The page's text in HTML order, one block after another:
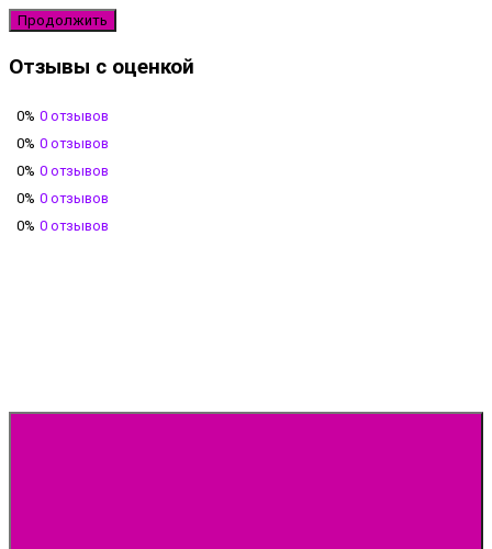
Продолжить
Отзывы с оценкой
0% 0 отзывов
0% 0 отзывов
0% 0 отзывов
0% 0 отзывов
0% 0 отзывов